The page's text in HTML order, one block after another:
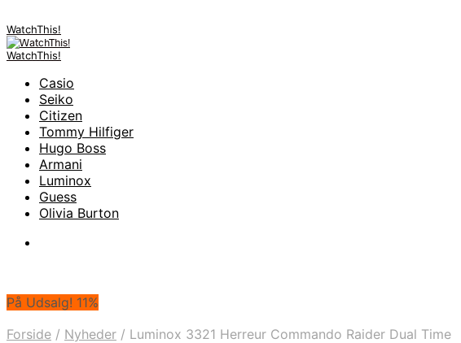
WatchThis!
WatchThis!
Casio
Seiko
Citizen
Tommy Hilfiger
Hugo Boss
Armani
Luminox
Guess
Olivia Burton
På Udsalg! 11%
Forside / Nyheder / Luminox 3321 Herreur Commando Raider Dual Time